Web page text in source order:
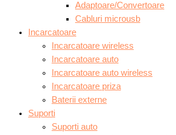
Adaptoare/Convertoare
Cabluri microusb
Incarcatoare
Incarcatoare wireless
Incarcatoare auto
Incarcatoare auto wireless
Incarcatoare priza
Baterii externe
Suporti
Suporti auto